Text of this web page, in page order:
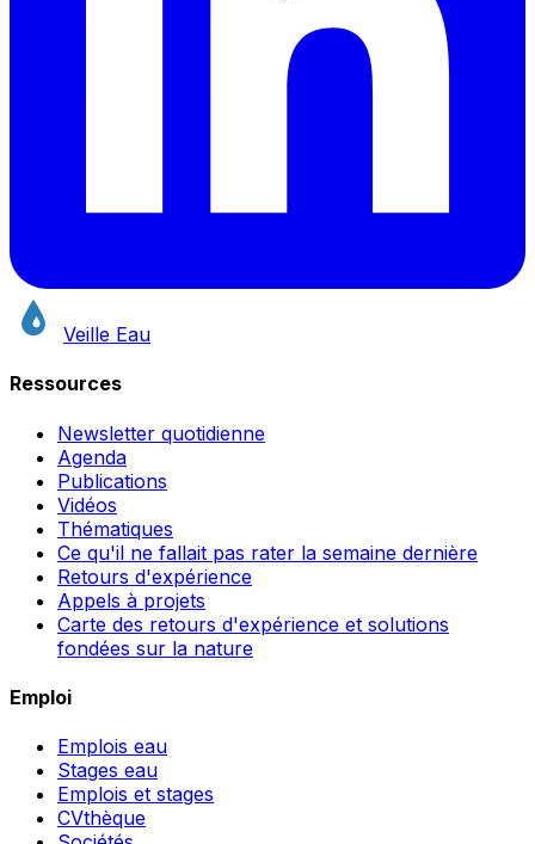
Veille Eau
Ressources
Newsletter quotidienne
Agenda
Publications
Vidéos
Thématiques
Ce qu'il ne fallait pas rater la semaine dernière
Retours d'expérience
Appels à projets
Carte des retours d'expérience et solutions
fondées sur la nature
Emploi
Emplois eau
Stages eau
Emplois et stages
CVthèque